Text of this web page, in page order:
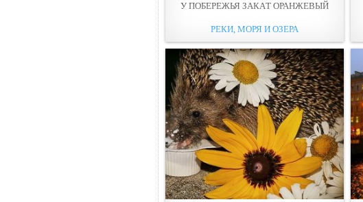
У ПОБЕРЕЖЬЯ ЗАКAТ ОРАНЖЕВЫЙ
РЕКИ, МОРЯ И ОЗЕРА